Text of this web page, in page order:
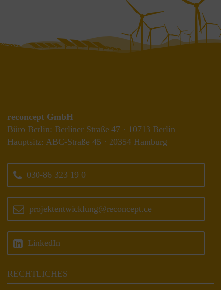
reconcept GmbH
Büro Berlin: Berliner Straße 47 · 10713 Berlin
Hauptsitz: ABC-Straße 45 · 20354 Hamburg
030-86 323 19 0
projektentwicklung@reconcept.de
LinkedIn
RECHTLICHES